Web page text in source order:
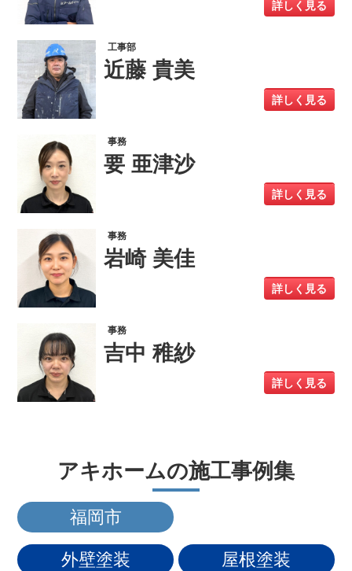
詳しく見る
工事部
近藤 貴美
詳しく見る
事務
要 亜津沙
詳しく見る
事務
岩崎 美佳
詳しく見る
事務
吉中 稚紗
詳しく見る
アキホームの施工事例集
福岡市
外壁塗装
屋根塗装